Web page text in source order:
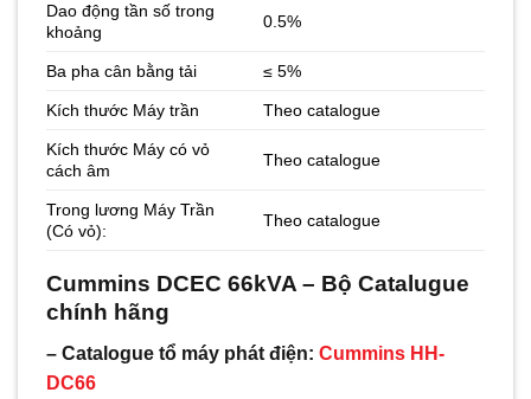
Dao động tần số trong
khoảng
0.5%
Ba pha cân bằng tải ≤ 5%
Kích thước Máy trần Theo catalogue
Kích thước Máy có vỏ
cách âm
Theo catalogue
Trong lương Máy Trần
(Có vỏ):
Theo catalogue
Cummins DCEC 66kVA – Bộ Catalugue
chính hãng
– Catalogue tổ máy phát điện: Cummins HH-
DC66